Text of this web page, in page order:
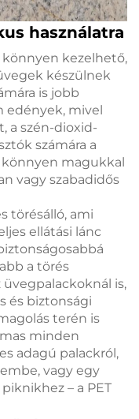
használatra
kezelhető,
készülnek
is jobb
edények, mivel
a szén-dioxid-
számára a
magukkal
vagy szabadidős
törésálló, ami
ellátási lánc
a törés
üvegpalackoknál is,
és biztonsági
terén is
minden
adagú palackról,
vagy egy
– a PET